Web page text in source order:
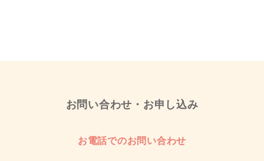
お問い合わせ・お申し込み
お電話でのお問い合わせ